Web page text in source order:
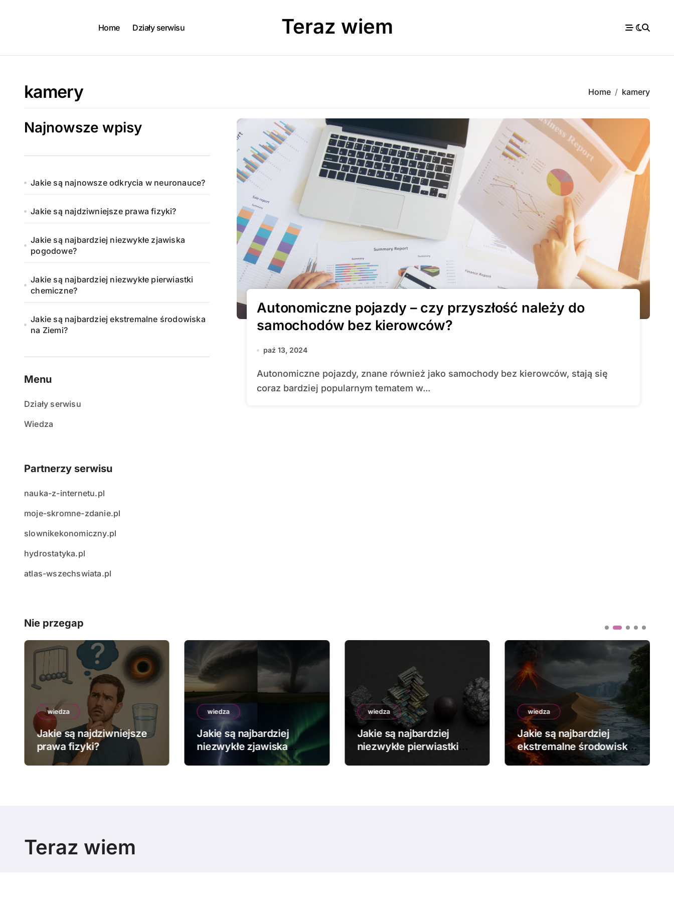
Home Działy serwisu Teraz wiem
kamery Home kamery
Najnowsze wpisy
Jakie są najnowsze odkrycia w neuronauce?
Jakie są najdziwniejsze prawa fizyki?
Jakie są najbardziej niezwykłe zjawiska
pogodowe?
Jakie są najbardziej niezwykłe pierwiastki
chemiczne?
Jakie są najbardziej ekstremalne środowiska
na Ziemi?
Menu
Działy serwisu
Wiedza
Partnerzy serwisu
nauka-z-internetu.pl
moje-skromne-zdanie.pl
slownikekonomiczny.pl
hydrostatyka.pl
atlas-wszechswiata.pl
Autonomiczne pojazdy – czy przyszłość należy do
samochodów bez kierowców?
paź 13, 2024
Autonomiczne pojazdy, znane również jako samochody bez kierowców, stają się
coraz bardziej popularnym tematem w...
Nie przegap
wiedza
Jakie są najdziwniejsze
prawa fizyki?
wiedza
Jakie są najbardziej
niezwykłe zjawiska
pogodowe?
wiedza
Jakie są najbardziej
niezwykłe pierwiastki
wiedza
Jakie są najbardziej
ekstremalne środowiska
na Ziemi?
Teraz wiem